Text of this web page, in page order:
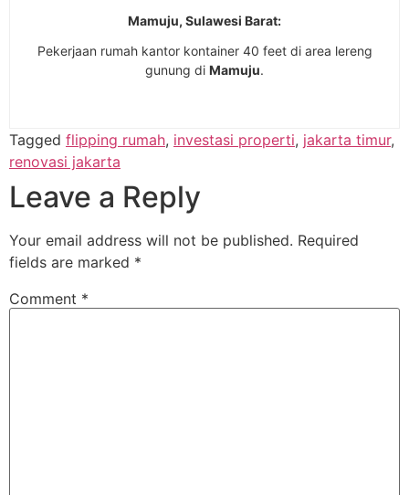
Mamuju, Sulawesi Barat:
Pekerjaan rumah kantor kontainer 40 feet di area lereng
gunung di Mamuju.
Tagged flipping rumah, investasi properti, jakarta timur,
renovasi jakarta
Leave a Reply
Your email address will not be published. Required
fields are marked *
Comment *